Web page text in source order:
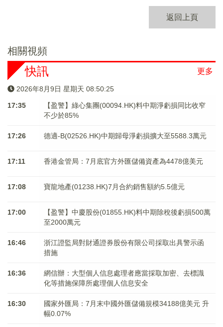
返回上頁
相關視頻
更多
快訊
2026年8月9日 星期天 08:50:26
17:35
【盈警】綠心集團(00094.HK)料中期淨虧損同比收窄
不少於85%
17:26 德適-B(02526.HK)中期歸母淨虧損擴大至5588.3萬元
17:11 香港金管局：7月底官方外匯儲備資產為4478億美元
17:08 寶龍地產(01238.HK)7月合約銷售額約5.5億元
17:00
【盈警】中慶股份(01855.HK)料中期除稅後虧損500萬
至2000萬元
16:46
浙江證監局對財通證券股份有限公司採取出具警示函
措施
16:36
網信辦：大型個人信息處理者應當採取加密、去標識
化等措施保障所處理個人信息安全
16:30
國家外匯局：7月末中國外匯儲備規模34188億美元 升
幅0.07%